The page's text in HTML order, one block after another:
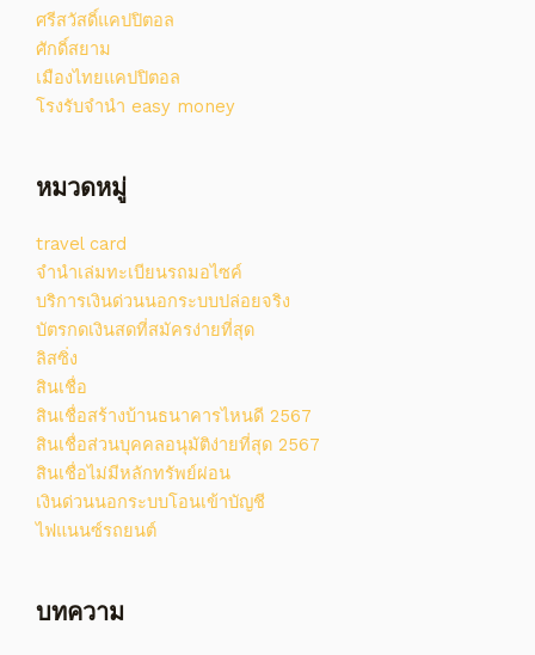
ศรีสวัสดิ์แคปปิตอล
ศักดิ์สยาม
เมืองไทยแคปปิตอล
โรงรับจํานํา easy money
หมวดหมู่
travel card
จํานําเล่มทะเบียนรถมอไซค์
บริการเงินด่วนนอกระบบปล่อยจริง
บัตรกดเงินสดที่สมัครง่ายที่สุด
ลิสซิ่ง
สินเชื่อ
สินเชื่อสร้างบ้านธนาคารไหนดี 2567
สินเชื่อส่วนบุคคลอนุมัติง่ายที่สุด 2567
สินเชื่อไม่มีหลักทรัพย์ผ่อน
เงินด่วนนอกระบบโอนเข้าบัญชี
ไฟแนนซ์รถยนต์
บทความ